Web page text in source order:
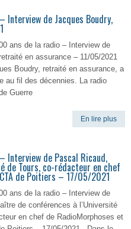
Interview de Jacques Boudry,
ans de la radio – Interview de
en assurance – 11/05/2021
Boudry, retraité en assurance, a
au fil des décennies. La radio
Guerre
En lire plus
Interview de Pascal Ricaud,
de Tours, co-rédacteur en chef
de Poitiers – 17/05/2021
ans de la radio – Interview de
de conférences à l’Université
en chef de RadioMorphoses et